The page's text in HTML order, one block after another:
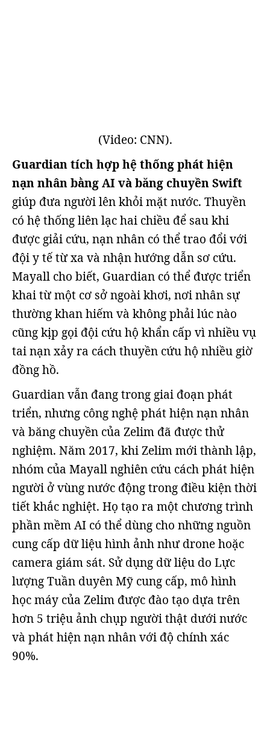
(Video: CNN).
Guardian tích hợp hệ thống phát hiện
nạn nhân bằng AI và băng chuyền Swift
giúp đưa người lên khỏi mặt nước. Thuyền
có hệ thống liên lạc hai chiều để sau khi
được giải cứu, nạn nhân có thể trao đổi với
đội y tế từ xa và nhận hướng dẫn sơ cứu.
Mayall cho biết, Guardian có thể được triển
khai từ một cơ sở ngoài khơi, nơi nhân sự
thường khan hiếm và không phải lúc nào
cũng kịp gọi đội cứu hộ khẩn cấp vì nhiều vụ
tai nạn xảy ra cách thuyền cứu hộ nhiều giờ
đồng hồ.
Guardian vẫn đang trong giai đoạn phát
triển, nhưng công nghệ phát hiện nạn nhân
và băng chuyền của Zelim đã được thử
nghiệm. Năm 2017, khi Zelim mới thành lập,
nhóm của Mayall nghiên cứu cách phát hiện
người ở vùng nước động trong điều kiện thời
tiết khắc nghiệt. Họ tạo ra một chương trình
phần mềm AI có thể dùng cho những nguồn
cung cấp dữ liệu hình ảnh như drone hoặc
camera giám sát. Sử dụng dữ liệu do Lực
lượng Tuần duyên Mỹ cung cấp, mô hình
học máy của Zelim được đào tạo dựa trên
hơn 5 triệu ảnh chụp người thật dưới nước
và phát hiện nạn nhân với độ chính xác
90%.